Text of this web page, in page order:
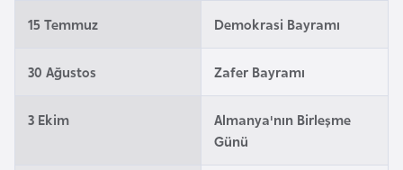
15 Temmuz Demokrasi Bayramı
30 Ağustos Zafer Bayramı
3 Ekim
Almanya'nın Birleşme
Günü
e
a